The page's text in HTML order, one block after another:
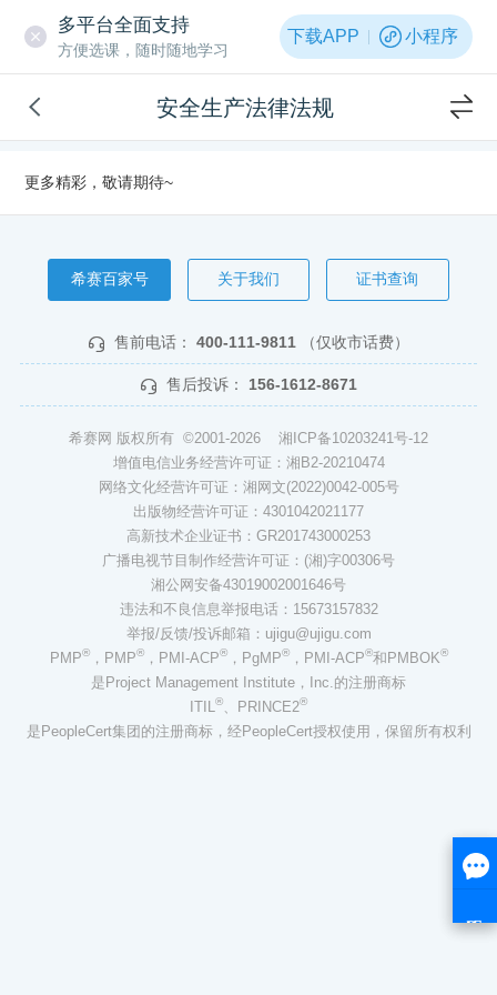
多平台全面支持
方便选课，随时随地学习
下载APP 小程序
安全生产法律法规
更多精彩，敬请期待~
希赛百家号 关于我们 证书查询
售前电话： 400-111-9811 （仅收市话费）
售后投诉： 156-1612-8671
希赛网 版权所有 ©2001-2026 湘ICP备10203241号-12
增值电信业务经营许可证：湘B2-20210474
网络文化经营许可证：湘网文(2022)0042-005号
出版物经营许可证：4301042021177
高新技术企业证书：GR201743000253
广播电视节目制作经营许可证：(湘)字00306号
湘公网安备43019002001646号
违法和不良信息举报电话：15673157832
举报/反馈/投诉邮箱：ujigu@ujigu.com
PMP®，PMP®，PMI-ACP®，PgMP®，PMI-ACP®和PMBOK®
是Project Management Institute，Inc.的注册商标
ITIL®、PRINCE2®
是PeopleCert集团的注册商标，经PeopleCert授权使用，保留所有权利